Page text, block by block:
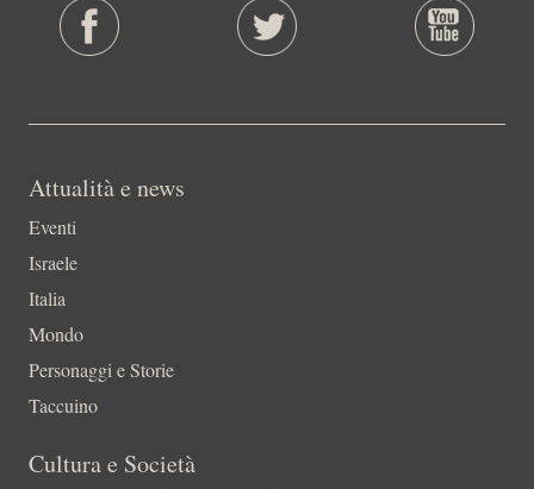
Attualità e news
Eventi
Israele
Italia
Mondo
Personaggi e Storie
Taccuino
Cultura e Società